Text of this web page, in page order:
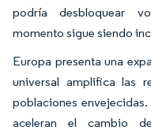
podría desbloquear
momento sigue siendo
Europa presenta una
universal amplifica las
poblaciones
aceleran el cambio